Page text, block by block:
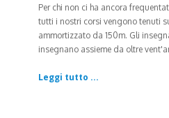
Per chi non ci ha ancora
tutti i nostri corsi vengono tenuti
ammortizzato da 150m. Gli
insegnano assieme da oltre
Leggi tutto ...